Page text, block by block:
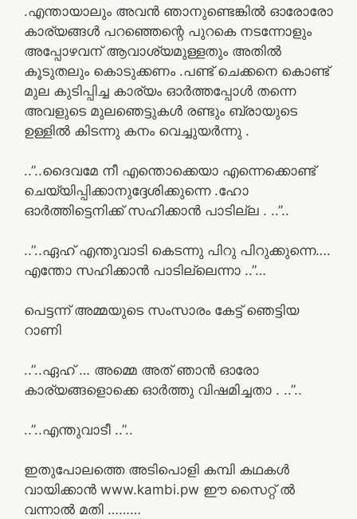
.എന്തായാലും അവൻ ഞാനുണ്ടെങ്കിൽ ഓരോരോ
കാര്യങ്ങൾ പറഞ്ഞെന്റെ പുറകെ നടന്നോളും
അപ്പോഴവന് ആവാശ്യമുള്ളതും അതിൽ
കൂടുതലും കൊടുക്കണം .പണ്ട് ചെക്കനെ കൊണ്ട്
മുല കുടിപ്പിച്ച കാര്യം ഓർത്തപ്പോൾ തന്നെ
അവളുടെ മുലഞെട്ടുകൾ രണ്ടും ബ്രായുടെ
ഉള്ളിൽ കിടന്നു കനം വെച്ചുയർന്നു .
..”..ദൈവമേ നീ എന്തൊക്കെയാ എന്നെക്കൊണ്ട്
ചെയ്യിപ്പിക്കാനുദ്ദേശിക്കുന്നെ .ഹോ
ഓർത്തിട്ടെനിക്ക് സഹിക്കാൻ പാടില്ല . ..”..
..”..ഏഹ് എന്തുവാടി കെടന്നു പിറു പിറുക്കുന്നെ….
എന്തോ സഹിക്കാൻ പാടില്ലെന്നാ ..”…
പെട്ടന്ന് അമ്മയുടെ സംസാരം കേട്ട് ഞെട്ടിയ
റാണി
..”..ഏഹ് … അമ്മെ അത് ഞാൻ ഓരോ
കാര്യങ്ങളൊക്കെ ഓർത്തു വിഷമിച്ചതാ . ..”..
..”..എന്തുവാടീ ..”..
ഇതുപോലത്തെ അടിപൊളി കമ്പി കഥകൾ
വായിക്കാൻ www.kambi.pw ഈ സൈറ്റ് ൽ
വന്നാൽ മതി ………